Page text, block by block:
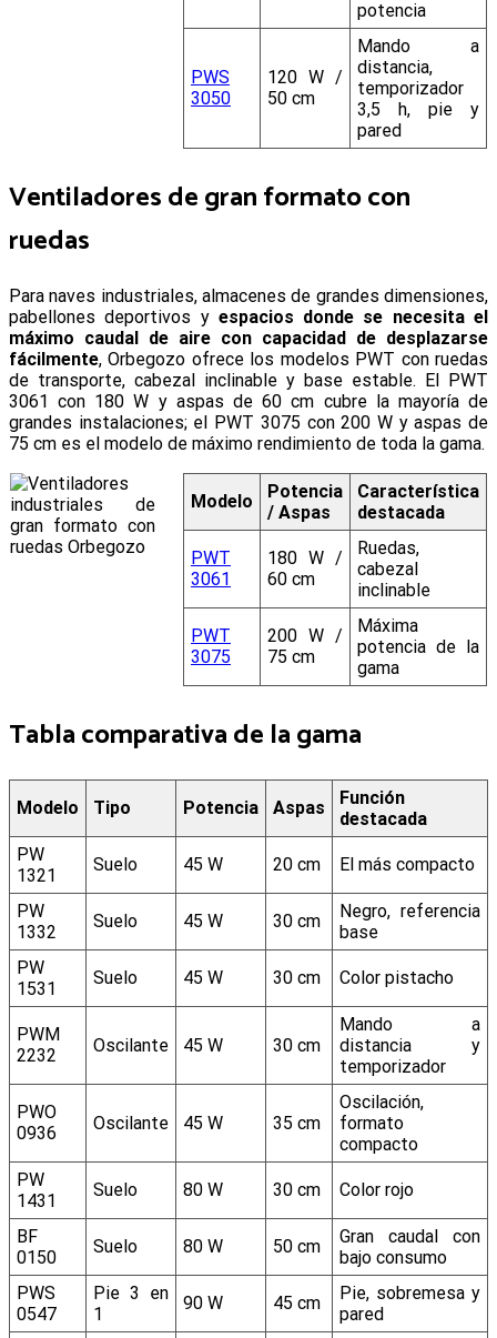
potencia
PWS
3050
120 W /
50 cm
Mando a
distancia,
temporizador
3,5 h, pie y
pared
Ventiladores de gran formato con
ruedas
Para naves industriales, almacenes de grandes dimensiones,
pabellones deportivos y espacios donde se necesita el
máximo caudal de aire con capacidad de desplazarse
fácilmente, Orbegozo ofrece los modelos PWT con ruedas
de transporte, cabezal inclinable y base estable. El PWT
3061 con 180 W y aspas de 60 cm cubre la mayoría de
grandes instalaciones; el PWT 3075 con 200 W y aspas de
75 cm es el modelo de máximo rendimiento de toda la gama.
Modelo
Potencia
/ Aspas
Característica
destacada
PWT
3061
180 W /
60 cm
Ruedas,
cabezal
inclinable
PWT
3075
200 W /
75 cm
Máxima
potencia de la
gama
Tabla comparativa de la gama
Modelo Tipo Potencia Aspas
Función
destacada
PW
1321
Suelo 45 W 20 cm El más compacto
PW
1332
Suelo 45 W 30 cm
Negro, referencia
base
PW
1531
Suelo 45 W 30 cm Color pistacho
PWM
2232
Oscilante 45 W 30 cm
Mando a
distancia y
temporizador
PWO
0936
Oscilante 45 W 35 cm
Oscilación,
formato
compacto
PW
1431
Suelo 80 W 30 cm Color rojo
BF
0150
Suelo 80 W 50 cm
Gran caudal con
bajo consumo
PWS
0547
Pie 3 en
1
90 W 45 cm
Pie, sobremesa y
pared